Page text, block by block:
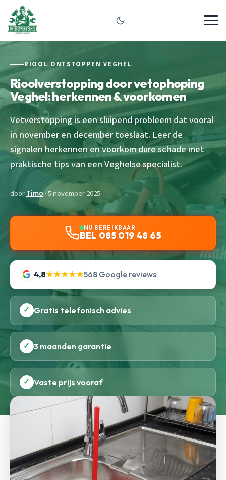
RIOOL ONTSTOPPEN VEGHEL
Rioolverstopping door vetophoping
Veghel: herkennen & voorkomen
Vetverstopping is een sluipend probleem dat vooral
in november en december toeslaat. Leer de
signalen herkennen en voorkom dure schade met
praktische tips van een Veghelse specialist.
doorTimo· 5 november 2025
NU BEREIKBAAR
BEL 085 019 48 65
4,8★★★★★568 Google reviews
✓ Gratis telefonisch advies
✓ 3 maanden garantie
✓ Vaste prijs vooraf